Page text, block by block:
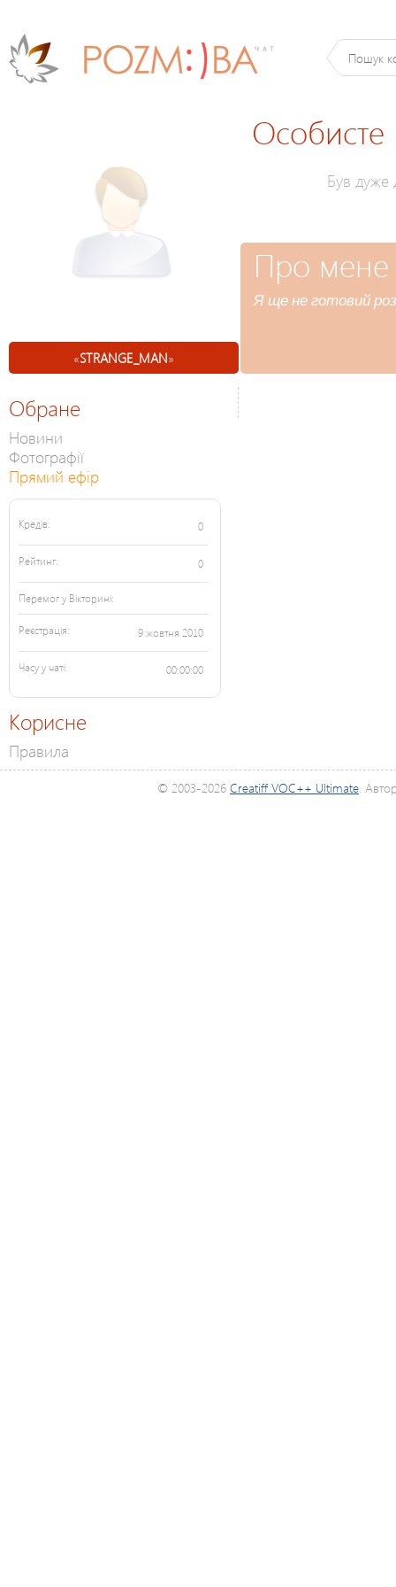
«STRANGE_MAN»
Особисте
Був дуже
Про мене
Я ще не готовий
Обране
Новини
Фотографії
Прямий ефір
Кредів: 0
Рейтинг: 0
Перемог у Вікторині:
Реєстрація: 9 жовтня 2010
Часу у чаті: 00:00:00
Корисне
Правила
© 2003-2026 Creatiff VOC++ Ultimate.